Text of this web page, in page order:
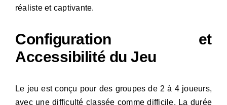
réaliste et captivante.
Configuration et
Accessibilité du Jeu
Le jeu est conçu pour des groupes de 2 à 4 joueurs,
avec une difficulté classée comme difficile. La durée